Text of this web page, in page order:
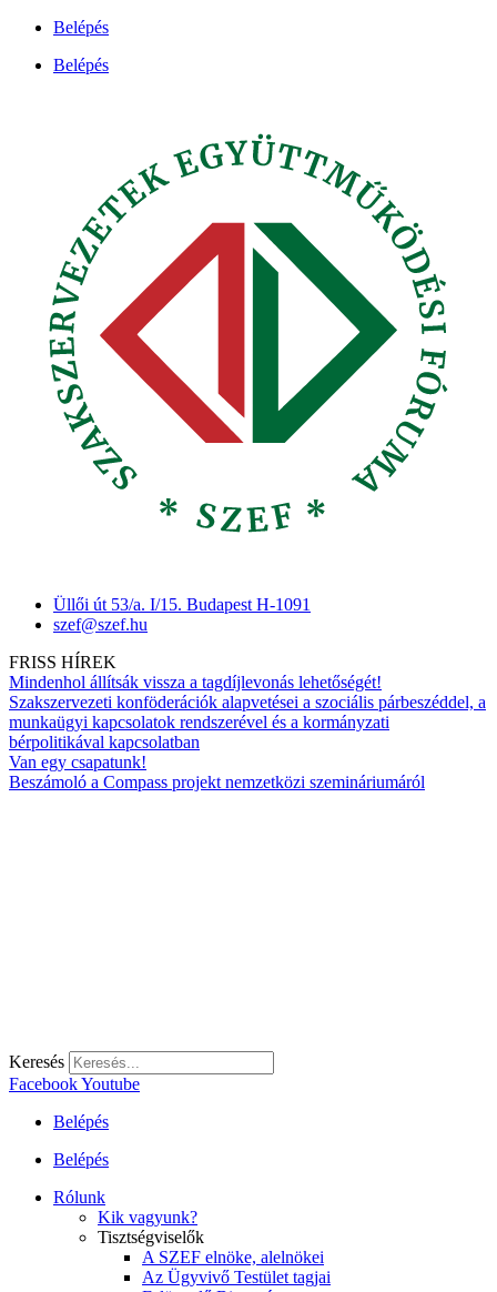
Ugrás
tartalomhoz
Belépés
Belépés
Üllői út 53/a. I/15. Budapest H-1091
szef@szef.hu
FRISS HÍREK
Mindenhol állítsák vissza a tagdíjlevonás lehetőségét!
Szakszervezeti konföderációk alapvetései a szociális párbeszéddel, a
munkaügyi kapcsolatok rendszerével és a kormányzati
bérpolitikával kapcsolatban
Van egy csapatunk!
Beszámoló a Compass projekt nemzetközi szemináriumáról
Keresés
FacebookYoutube
Belépés
Belépés
Rólunk
Kik vagyunk?
Tisztségviselők
A SZEF elnöke, alelnökei
Az Ügyvivő Testület tagjai